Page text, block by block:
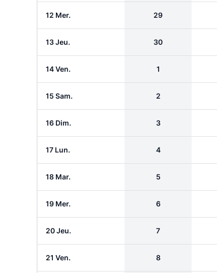
12 Mer. 29
13 Jeu. 30
14 Ven. 1
15 Sam. 2
16 Dim. 3
17 Lun. 4
18 Mar. 5
19 Mer. 6
20 Jeu. 7
21 Ven. 8